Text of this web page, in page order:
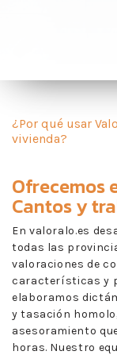
¿Por qué usar
vivienda?
Ofrecemos
Cantosy
En valoralo.es
todas las
valoraciones de
características y
elaboramos
y tasación
asesoramiento
horas. Nuestro